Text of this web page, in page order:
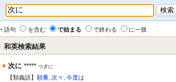
‣ 語句 を含む で始まる で終わる
に一致
和英検索結果
次に ***** つぎに
【類義語】 順番, 次々 , 今度は